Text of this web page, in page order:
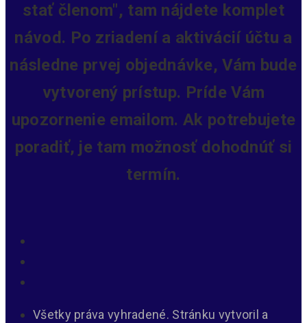
stať členom", tam nájdete komplet
návod. Po zriadení a aktivácií účtu a
následne prvej objednávke, Vám bude
vytvorený prístup. Príde Vám
upozornenie emailom. Ak potrebujete
poradiť, je tam možnosť dohodnúť si
termín.
Všetky práva vyhradené. Stránku vytvoril a